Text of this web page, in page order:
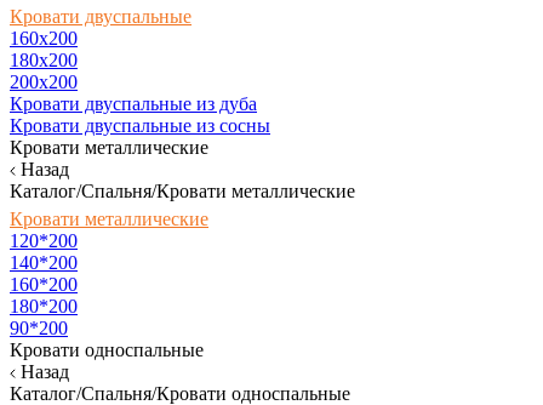
Кровати двуспальные
160х200
180x200
200x200
Кровати двуспальные из дуба
Кровати двуспальные из сосны
Кровати металлические
Назад
Каталог/Спальня/Кровати металлические
Кровати металлические
120*200
140*200
160*200
180*200
90*200
Кровати односпальные
Назад
Каталог/Спальня/Кровати односпальные